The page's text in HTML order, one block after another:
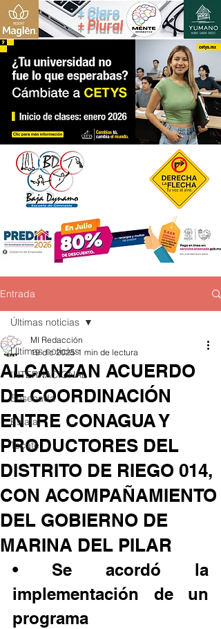
+ Claro
+ Plural
Entrada
Últimas noticias
INTERNACIONAL
Ensenada
Estatal
Tecate
Últimas noticias
ALCANZAN ACUERDO
DE COORDINACIÓN
ENTRE CONAGUA Y
PRODUCTORES DEL
DISTRITO DE RIEGO 014,
CON ACOMPAÑAMIENTO
DEL GOBIERNO DE
MARINA DEL PILAR
MI Redacción
19 dic 2025 1 min de lectura
• Se acordó la
implementación de un
programa